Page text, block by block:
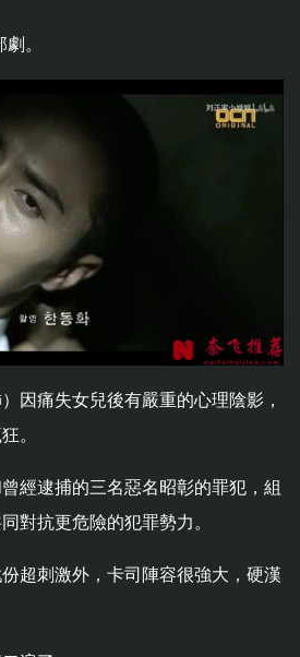
。
因痛失女兒後有嚴重的心理陰影，
。
經逮捕的三名惡名昭彰的罪犯，組
對抗更危險的犯罪勢力。
超刺激外，卡司陣容很強大，硬漢